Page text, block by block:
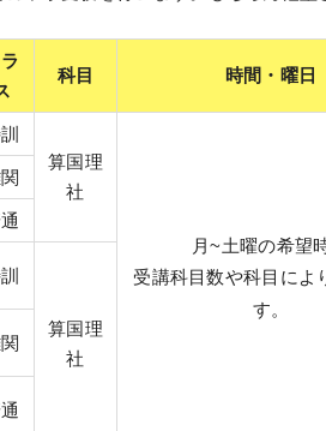
科目 時間・曜日
算国理
社
月~土曜の希望
受講科目数や科目によ
す。
算国理
社